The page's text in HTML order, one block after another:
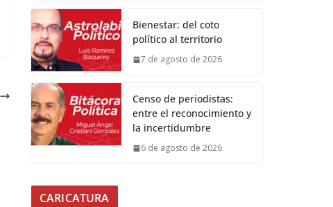
Bienestar: del coto
político al territorio
7 de agosto de 2026
Censo de periodistas:
entre el reconocimiento y
la incertidumbre
6 de agosto de 2026
CARICATURA